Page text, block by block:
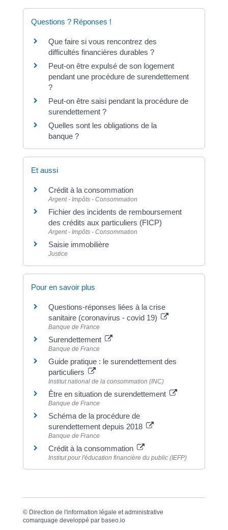
Questions ? Réponses !
Que faire si vous rencontrez des
difficultés financières durables ?
Peut-on être expulsé de son logement
pendant une procédure de surendettement
?
Peut-on être saisi pendant la procédure de
surendettement ?
Quelles sont les obligations de la
banque ?
Et aussi
Crédit à la consommation
Argent - Impôts - Consommation
Fichier des incidents de remboursement
des crédits aux particuliers (FICP)
Argent - Impôts - Consommation
Saisie immobilière
Justice
Pour en savoir plus
Questions-réponses liées à la crise
sanitaire (coronavirus - covid 19)
Banque de France
Surendettement
Banque de France
Guide pratique : le surendettement des
particuliers
Institut national de la consommation (INC)
Être en situation de surendettement
Banque de France
Schéma de la procédure de
surendettement depuis 2018
Banque de France
Crédit à la consommation
Institut pour l'éducation financière du public (IEFP)
© Direction de l'information légale et administrative
comarquage developpé par baseo.io